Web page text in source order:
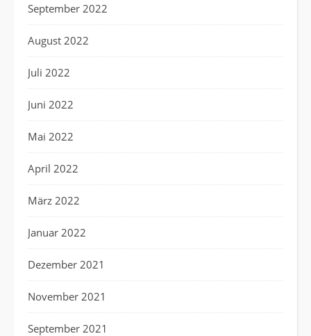
September 2022
August 2022
Juli 2022
Juni 2022
Mai 2022
April 2022
März 2022
Januar 2022
Dezember 2021
November 2021
September 2021